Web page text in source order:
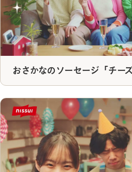
おさかなのソーセージ「チー